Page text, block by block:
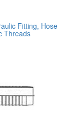
Fitting, Hose
Threads